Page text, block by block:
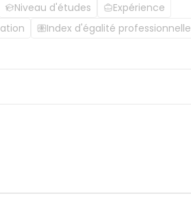
Niveau d'études Expérience
Index d'égalité professionnelle